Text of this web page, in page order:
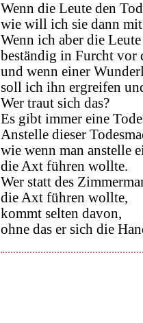
Wenn die Leute den
wie will ich sie dann
Wenn ich aber die Leute
beständig in Furcht vor
und wenn einer
soll ich ihn ergreifen
Wer traut sich das?
Es gibt immer eine
Anstelle dieser
wie wenn man anstelle
die Axt führen wollte.
Wer statt des
die Axt führen wollte,
kommt selten davon,
ohne das er sich die